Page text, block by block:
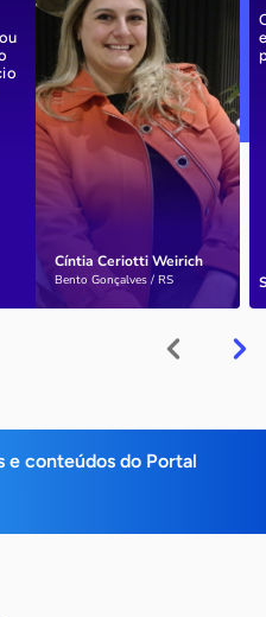
Cíntia Ceriotti Weirich
Bento Gonçalves / RS
e conteúdos do Portal